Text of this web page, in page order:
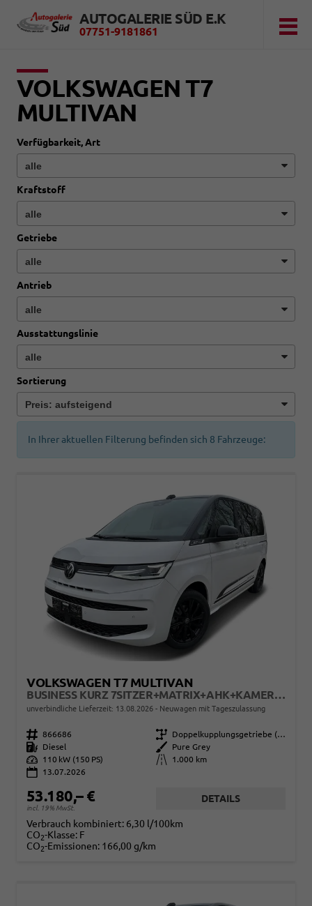
AUTOGALERIE SÜD E.K
07751-9181861
VOLKSWAGEN T7
MULTIVAN
Verfügbarkeit, Art
Kraftstoff
Getriebe
Antrieb
Ausstattungslinie
Sortierung
In Ihrer aktuellen Filterung befinden sich 8 Fahrzeuge:
VOLKSWAGEN T7 MULTIVAN
BUSINESS KURZ 7SITZER+MATRIX+AHK+KAMERA+SHZ+17" ALU
unverbindliche Lieferzeit: 13.08.2026 Neuwagen mit Tageszulassung
Fahrzeugnr. 866686 Getriebe
Doppelkupplungsgetriebe (DSG)
Kraftstoff
Diesel Außenfarbe
Pure Grey
Leistung
110 kW (150 PS) Kilometerstand
1.000 km
13.07.2026
53.180,– €
incl. 19% MwSt.
DETAILS
Verbrauch kombiniert: 6,30 l/100km
CO2-Klasse: F
CO2-Emissionen: 166,00 g/km